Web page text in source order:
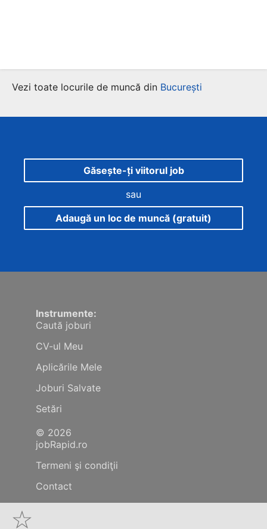
Vezi toate locurile de muncă din București
Găsește-ți viitorul job
sau
Adaugă un loc de muncă (gratuit)
Instrumente:
Caută joburi
CV-ul Meu
Aplicările Mele
Joburi Salvate
Setări
© 2026
jobRapid.ro
Termeni şi condiţii
Contact